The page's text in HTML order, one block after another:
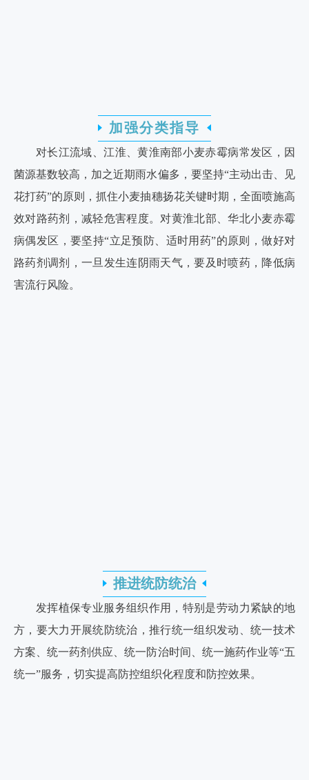
加强分类指导
对长江流域、江淮、黄淮南部小麦赤霉病常发区，因
菌源基数较高，加之近期雨水偏多，要坚持“主动出击、见
花打药”的原则，抓住小麦抽穗扬花关键时期，全面喷施高
效对路药剂，减轻危害程度。对黄淮北部、华北小麦赤霉
病偶发区，要坚持“立足预防、适时用药”的原则，做好对
路药剂调剂，一旦发生连阴雨天气，要及时喷药，降低病
害流行风险。
推进统防统治
发挥植保专业服务组织作用，特别是劳动力紧缺的地
方，要大力开展统防统治，推行统一组织发动、统一技术
方案、统一药剂供应、统一防治时间、统一施药作业等“五
统一”服务，切实提高防控组织化程度和防控效果。